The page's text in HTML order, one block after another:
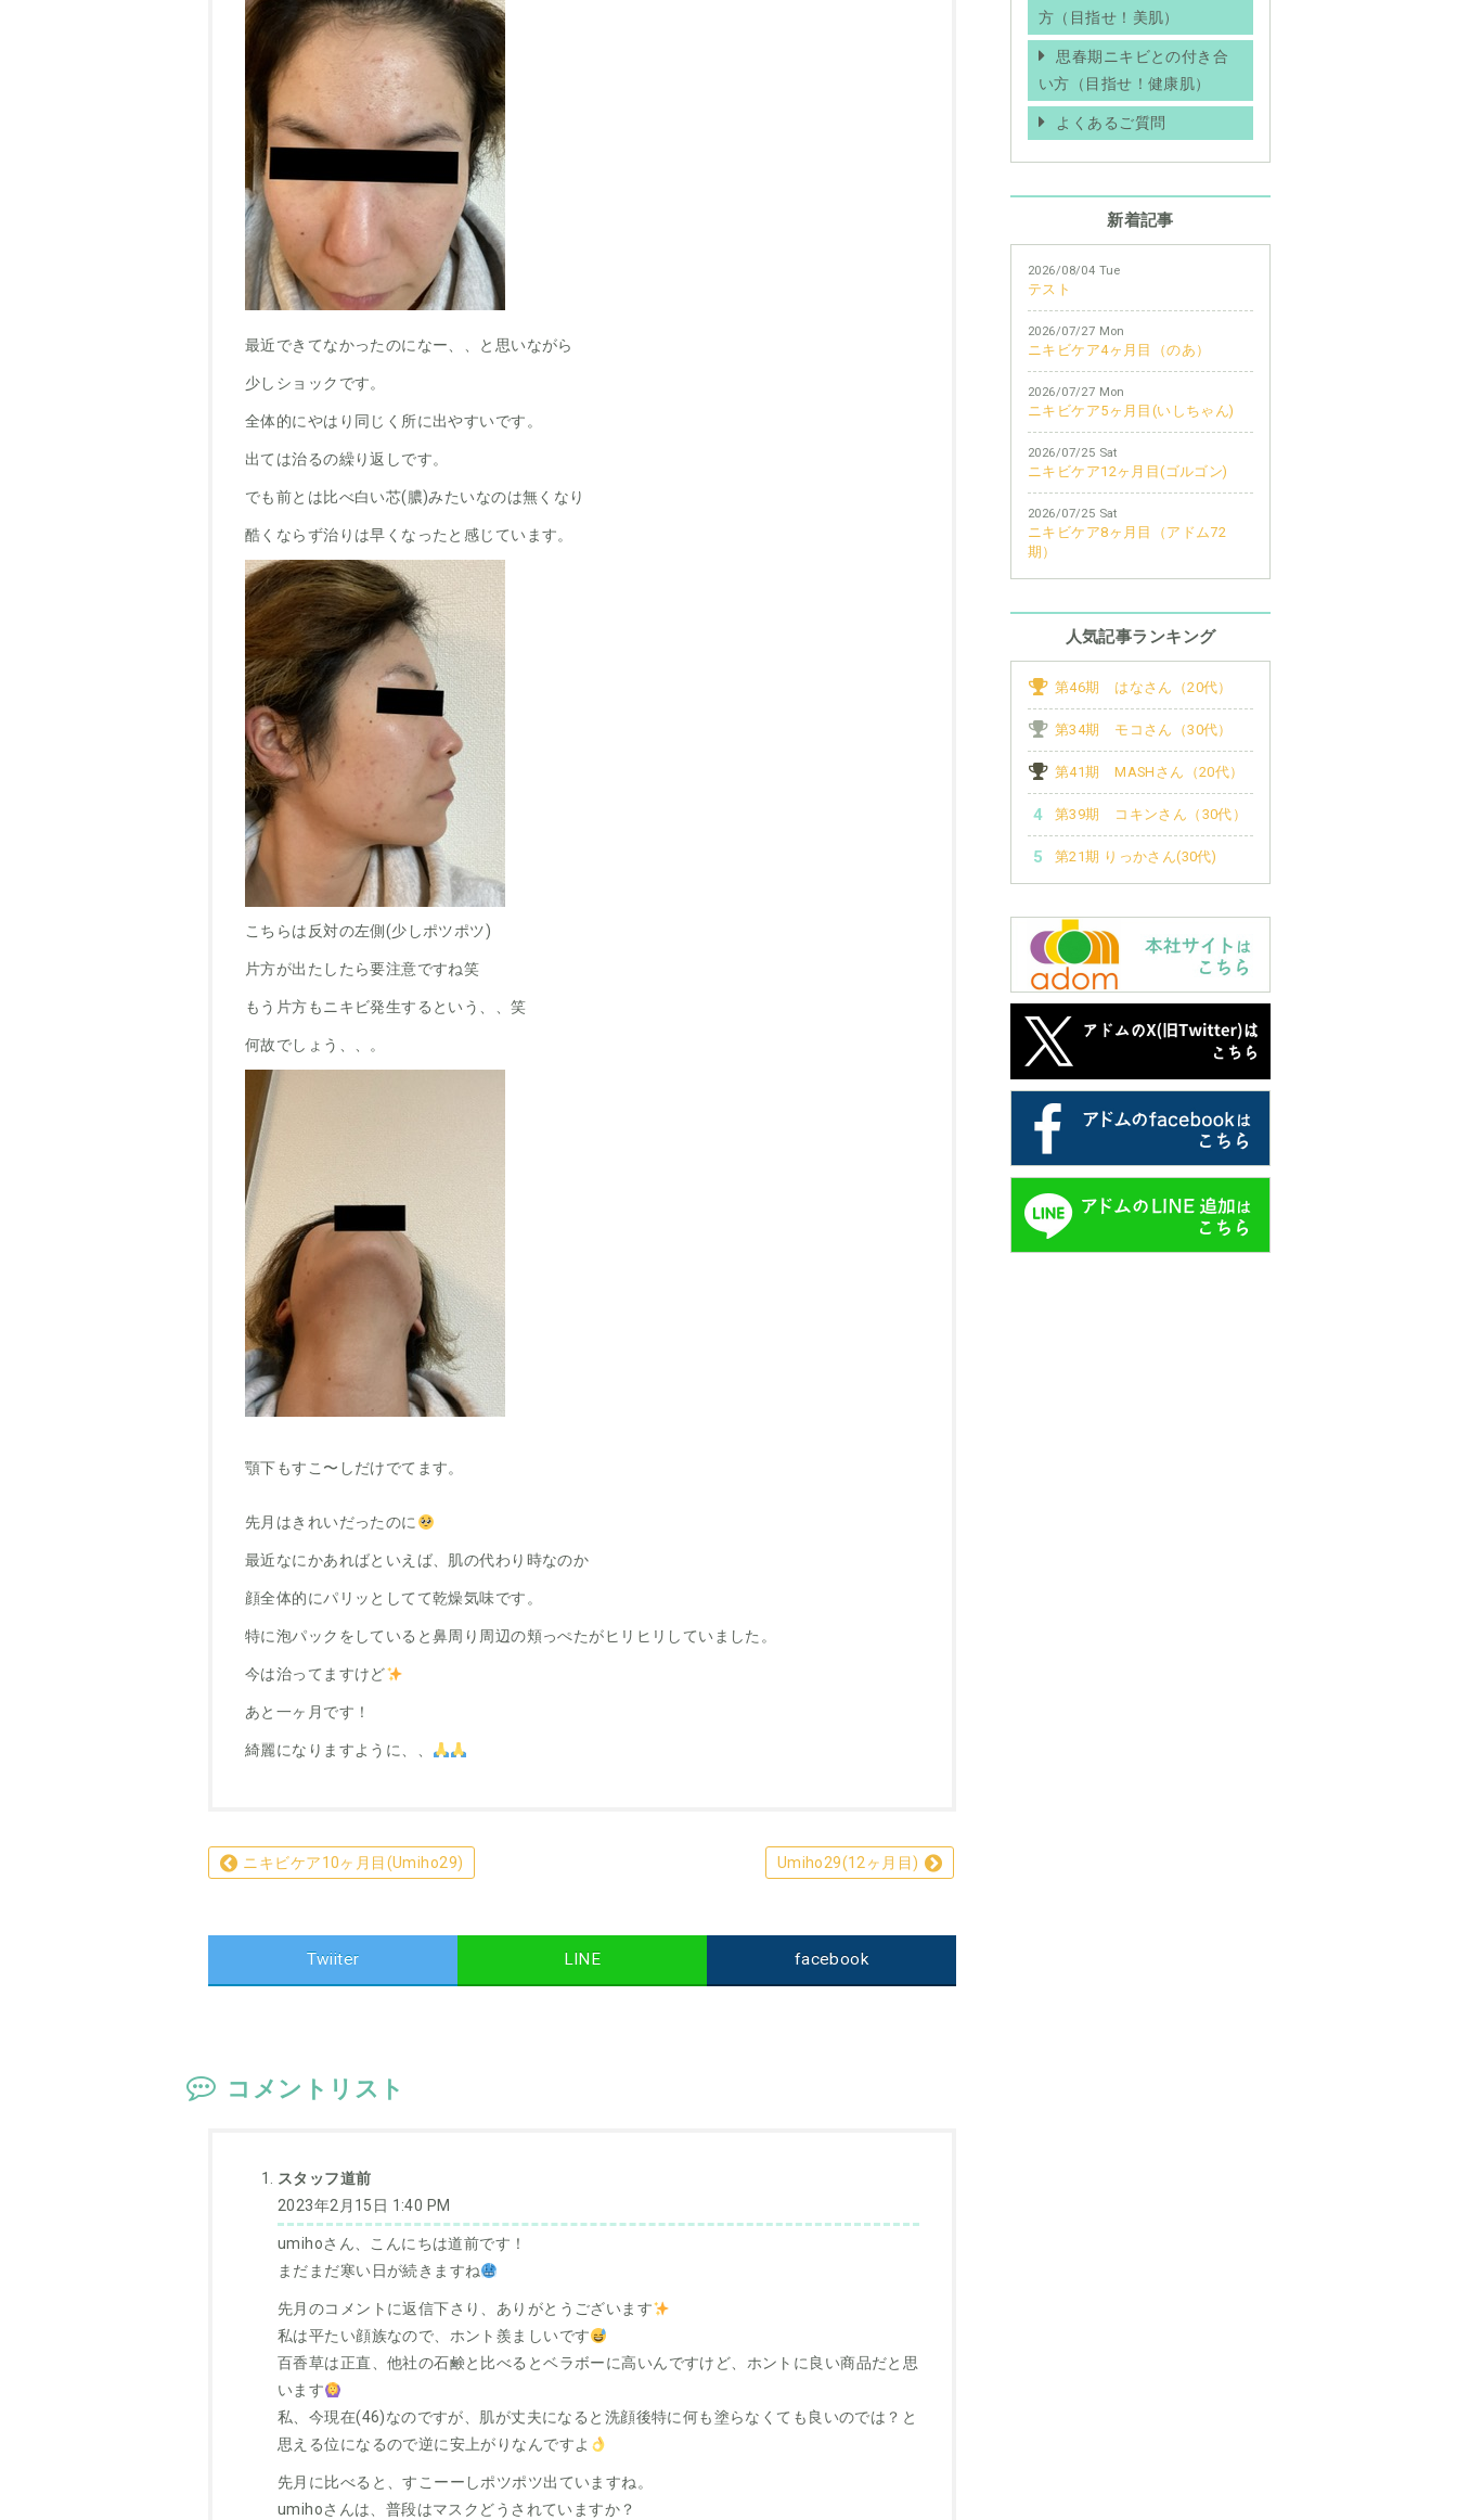
最近できてなかったのになー、、と思いながら
少しショックです。
全体的にやはり同じく所に出やすいです。
出ては治るの繰り返しです。
でも前とは比べ白い芯(膿)みたいなのは無くなり
酷くならず治りは早くなったと感じています。
こちらは反対の左側(少しポツポツ)
片方が出たしたら要注意ですね笑
もう片方もニキビ発生するという、、笑
何故でしょう、、。
顎下もすこ〜しだけでてます。
先月はきれいだったのに
最近なにかあればといえば、肌の代わり時なのか
顔全体的にパリッとしてて乾燥気味です。
特に泡パックをしていると鼻周り周辺の頬っぺたがヒリヒリしていました。
今は治ってますけど
あと一ヶ月です！
綺麗になりますように、、
ニキビケア10ヶ月目(Umiho29) Umiho29(12ヶ月目)
Twiiter LINE facebook
コメントリスト
スタッフ道前
2023年2月15日 1:40 PM
umihoさん、こんにちは道前です！
まだまだ寒い日が続きますね
先月のコメントに返信下さり、ありがとうございます
私は平たい顔族なので、ホント羨ましいです
百香草は正直、他社の石鹸と比べるとベラボーに高いんですけど、ホントに良い商品だと思
います
私、今現在(46)なのですが、肌が丈夫になると洗顔後特に何も塗らなくても良いのでは？と
思える位になるので逆に安上がりなんですよ
先月に比べると、すこーーしポツポツ出ていますね。
umihoさんは、普段はマスクどうされていますか？
方（目指せ！美肌）
思春期ニキビとの付き合
い方（目指せ！健康肌）
よくあるご質問
新着記事
2026/08/04 Tue
テスト
2026/07/27 Mon
ニキビケア4ヶ月目（のあ）
2026/07/27 Mon
ニキビケア5ヶ月目(いしちゃん)
2026/07/25 Sat
ニキビケア12ヶ月目(ゴルゴン)
2026/07/25 Sat
ニキビケア8ヶ月目（アドム72
期）
人気記事ランキング
第46期 はなさん（20代）
第34期 モコさん（30代）
第41期 MASHさん（20代）
第39期 コキンさん（30代）
第21期 りっかさん(30代)